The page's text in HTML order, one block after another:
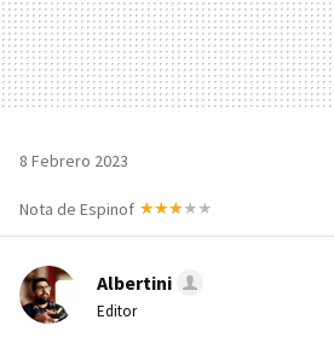
8 Febrero 2023
Nota de Espinof
Albertini
Editor